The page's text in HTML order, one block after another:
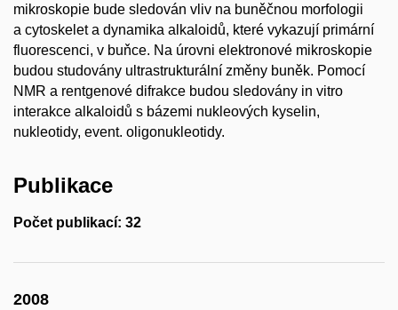
mikroskopie bude sledován vliv na buněčnou morfologii
a cytoskelet a dynamika alkaloidů, které vykazují primární
fluorescenci, v buňce. Na úrovni elektronové mikroskopie
budou studovány ultrastrukturální změny buněk. Pomocí
NMR a rentgenové difrakce budou sledovány in vitro
interakce alkaloidů s bázemi nukleových kyselin,
nukleotidy, event. oligonukleotidy.
Publikace
Počet publikací: 32
2008